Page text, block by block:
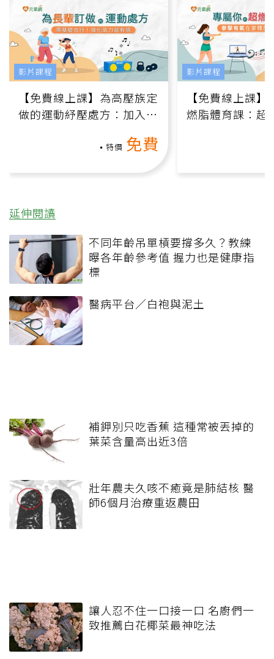
【免費線上課】為高壓族定
做的運動紓壓處方：加入行
特價 免費
影片課程
【免費線上課
燃脂體育課：超
影片課程
延伸閱讀
不同年齡吊單槓要撐多久？教練
曝各年齡參考值 握力也是健康指
標
醫病平台／白袍與泥土
補鉀別只吃香蕉 這種常被丟掉的
葉菜含量高出近3倍
壯年農夫久咳不癒竟是肺結核 醫
師6個月治療重返農田
讓人忍不住一口接一口 名廚們一
致推薦白花椰菜最神吃法